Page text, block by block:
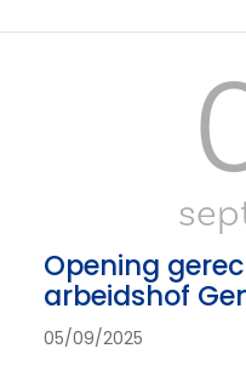
Opening
arbeidshof
05/09/2025